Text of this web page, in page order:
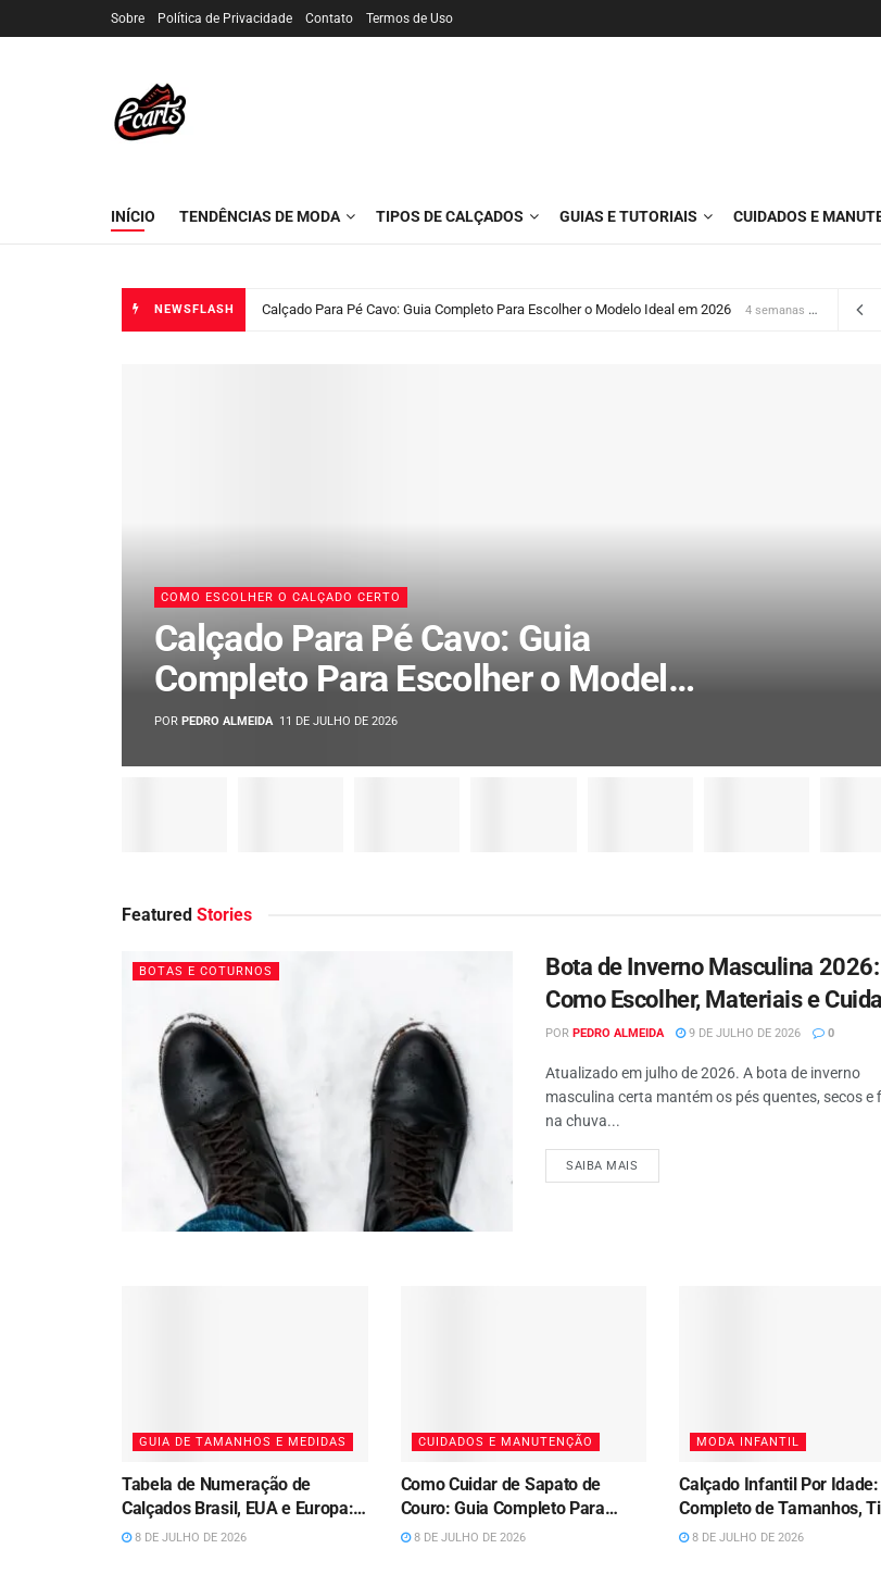
Sobre Política de Privacidade Contato Termos de Uso
INÍCIO TENDÊNCIAS DE MODA TIPOS DE CALÇADOS GUIAS E TUTORIAIS CUIDADOS E
NEWSFLASH Calçado Para Pé Cavo: Guia Completo Para Escolher o Modelo Ideal em 2026 4 semanas atrás
COMO ESCOLHER O CALÇADO CERTO
Calçado Para Pé Cavo: Guia
Completo Para Escolher o Modelo
Ideal em 2026
POR PEDRO ALMEIDA 11 DE JULHO DE 2026
Featured Stories
BOTAS E COTURNOS
Bota de Inverno Masculina 2026:
Como Escolher, Materiais e
POR PEDRO ALMEIDA 9 DE JULHO DE 2026 0
Atualizado em julho de 2026. A bota de inverno
masculina certa mantém os pés quentes, secos e
na chuva...
SAIBA MAIS
GUIA DE TAMANHOS E MEDIDAS
Tabela de Numeração de
Calçados Brasil, EUA e Europa:
Guia Completo (Adulto e Infantil)
8 DE JULHO DE 2026
CUIDADOS E MANUTENÇÃO
Como Cuidar de Sapato de
Couro: Guia Completo Para
Fazer Durar Anos (2026)
8 DE JULHO DE 2026
MODA INFANTIL
Calçado Infantil Por Idade:
Completo de Tamanhos,
Cuidados 2026
8 DE JULHO DE 2026